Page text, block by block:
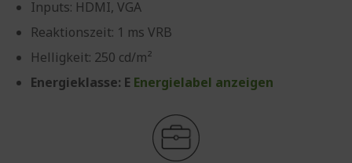
Inputs: HDMI, VGA
Reaktionszeit: 1 ms VRB
Helligkeit: 250 cd/m²
Energieklasse: E Energielabel anzeigen